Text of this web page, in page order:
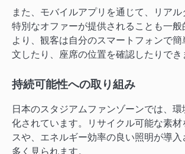
また、モバイルアプリを通じて、リア
特別なオファーが提供されることも一般
より、観客は自分のスマートフォンで
文したり、座席の位置を確認したりでき
持続可能性への取り組み
日本のスタジアムファンゾーンでは、
化されています。リサイクル可能な素材
スや、エネルギー効率の良い照明が導
多く見られます。